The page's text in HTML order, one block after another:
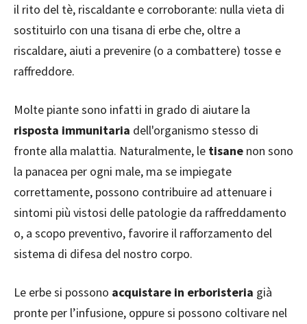
il rito del tè, riscaldante e corroborante: nulla vieta di
sostituirlo con una tisana di erbe che, oltre a
riscaldare, aiuti a prevenire (o a combattere) tosse e
raffreddore.
Molte piante sono infatti in grado di aiutare la
risposta immunitaria dell'organismo stesso di
fronte alla malattia. Naturalmente, le tisane non sono
la panacea per ogni male, ma se impiegate
correttamente, possono contribuire ad attenuare i
sintomi più vistosi delle patologie da raffreddamento
o, a scopo preventivo, favorire il rafforzamento del
sistema di difesa del nostro corpo.
Le erbe si possono acquistare in erboristeria già
pronte per l’infusione, oppure si possono coltivare nel